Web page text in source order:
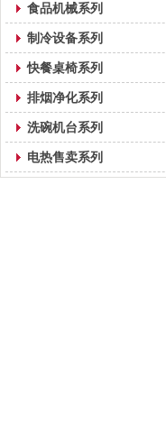
食品机械系列
制冷设备系列
快餐桌椅系列
排烟净化系列
洗碗机台系列
电热售卖系列